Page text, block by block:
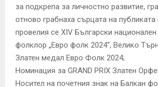
за подкрепа за личностно развитие,
отново грабнаха сърцата на
провелия се XIV Български
фолклор „Евро фолк 2024“, Велико
Златен медал Евро Фолк 2024;
Номинация за GRAND PRIX Златен
Носител на почетния знак на Балкан